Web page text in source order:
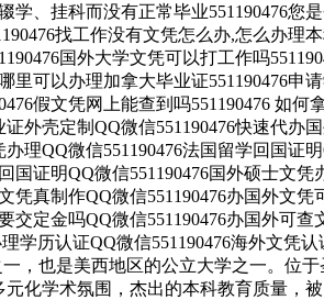
、挂科而没有正常毕业551190476您
找工作没有文凭怎么办,怎么办理
国外大学文凭可以打工作吗
可以办理加拿大毕业证551190476申
假文凭网上能查到吗551190476 如何
外壳定制QQ微信551190476快速代办
理QQ微信551190476法国留学回国证
证明QQ微信551190476国外硕士文
真制作QQ微信551190476办国外文
定金吗QQ微信551190476办国外可
学历认证QQ微信551190476海外文凭
，也是美西地区的公立大学之一。位
化学术氛围，杰出的本科教育质量，